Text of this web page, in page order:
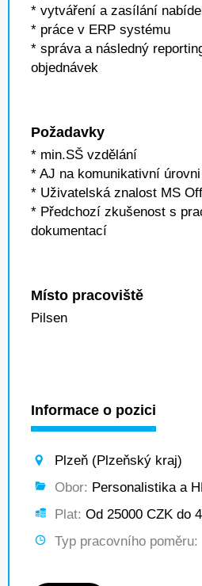
* vytváření a zasílání
* práce v ERP systému
* správa a následný
objednávek
Požadavky
* min.SŠ vzdělání
* AJ na komunikativní úrovni
* Uživatelská znalost MS
* Předchozí zkušenost s
dokumentací
Místo pracoviště
Pilsen
Informace o pozici
Plzeň (Plzeňský kraj)
Obor: Personalistika a
Plat: Od 25000 CZK do
Typ pracovního poměru: